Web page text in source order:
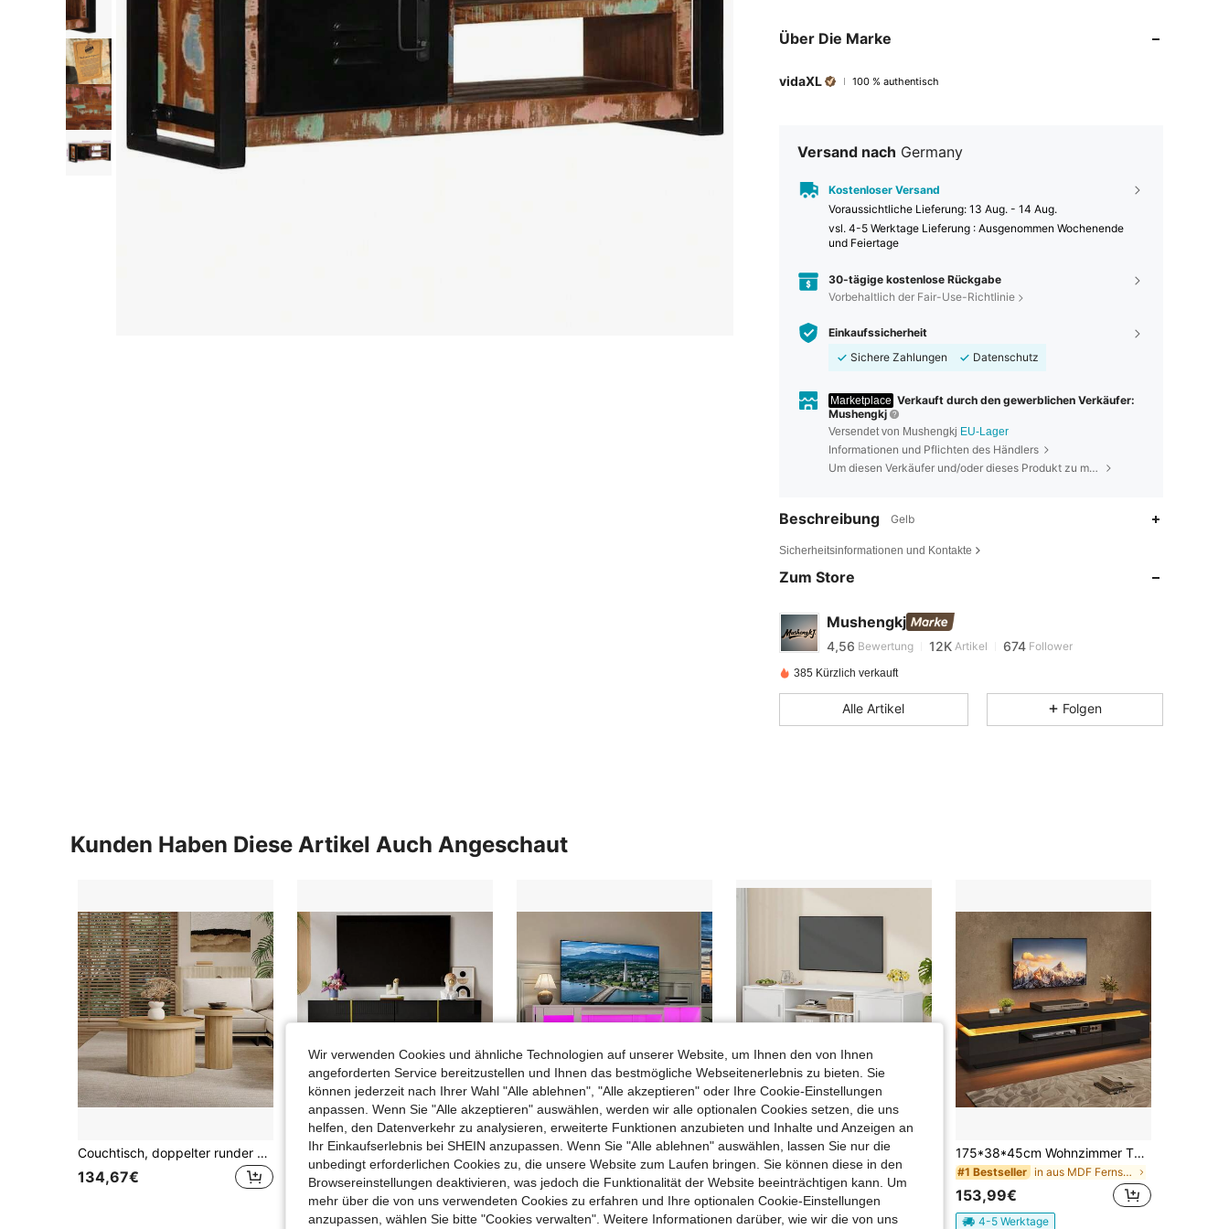
Über Die Marke
vidaXL 100 % authentisch
Versand nach Germany
Kostenloser Versand
Voraussichtliche Lieferung: 13 Aug. - 14 Aug.
vsl. 4-5 Werktage Lieferung : Ausgenommen Wochenende
und Feiertage
30-tägige kostenlose Rückgabe
Vorbehaltlich der Fair-Use-Richtlinie
Einkaufssicherheit
Sichere Zahlungen
Datenschutz
Marketplace Verkauft durch den gewerblichen Verkäufer:
Mushengkj
Versendet von Mushengkj EU-Lager
Informationen und Pflichten des Händlers
Um diesen Verkäufer und/oder dieses Produkt zu melden
Beschreibung Gelb
Sicherheitsinformationen und Kontakte
Zum Store
Mushengkj
4,56
12K
4,56 Bewertung 12K Artikel 674 Follower
4,56
4,56
4,56
12K
674
385 Kürzlich verkauft
Alle Artikel Folgen
Kunden Haben Diese Artikel Auch Angeschaut
Couchtisch, doppelter runder Tisch, Beistelltisch mit Naturholzlatten. Multifunktionaler Wohnzimmertisch
134,67€
Schwarzes Hochglanz-TV-Schrank mit 4 Türen, modern und schlicht, in Schwarz-Gold-Farbkombination
128,67€
BALCONERA 148 cm TV-Schrank mit 22 Modi RGB-LED-Beleuchtung – Lowboard für Fernseher bis 65 Zoll, mit einstellbaren Glasfächern | Ideal als TV-Unterschrank für Wohnzimmer & Schlafzimmer
58,04€
4-5 Werktage
#4 Bestseller
58,61€
4-5 Werktage
175*38*45cm Wohnzimmer TV-Ständer/IntelligenteWohnzimmerschrank mit LED/mit 2 L-förmigen Schränken/Moderner Minimalismus/GlanzLackoberfläche/halboffenen Aufbewahrungsbereich /Wohnzimmer Schlafzimmer Entspannungsbereich Black
#1 Bestseller in aus MDF Fernsehständer und Entertainment-Center
153,99€
4-5 Werktage
Wir verwenden Cookies und ähnliche Technologien auf unserer Website, um Ihnen den von Ihnen
angeforderten Service bereitzustellen und Ihnen das bestmögliche Webseitenerlebnis zu bieten. Sie
können jederzeit nach Ihrer Wahl "Alle ablehnen", "Alle akzeptieren" oder Ihre Cookie-Einstellungen
anpassen. Wenn Sie "Alle akzeptieren" auswählen, werden wir alle optionalen Cookies setzen, die uns
helfen, den Datenverkehr zu analysieren, erweiterte Funktionen anzubieten und Inhalte und Anzeigen an
Ihr Einkaufserlebnis bei SHEIN anzupassen. Wenn Sie "Alle ablehnen" auswählen, lassen Sie nur die
unbedingt erforderlichen Cookies zu, die unsere Website zum Laufen bringen. Sie können diese in den
Browsereinstellungen deaktivieren, was jedoch die Funktionalität der Website beeinträchtigen kann. Um
mehr über die von uns verwendeten Cookies zu erfahren und Ihre optionalen Cookie-Einstellungen
anzupassen, wählen Sie bitte "Cookies verwalten". Weitere Informationen darüber, wie wir die von uns